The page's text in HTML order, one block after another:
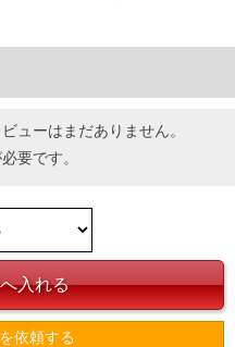
ューはまだありません。
要です。
依頼する